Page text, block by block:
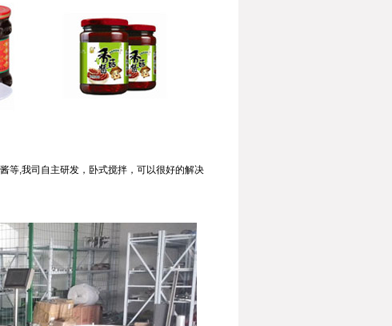
等,我司自主研发，卧式搅拌，可以很好的解决